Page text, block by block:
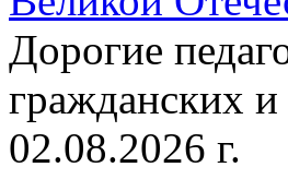
Дорогие
гражданских
02.08.2026 г.